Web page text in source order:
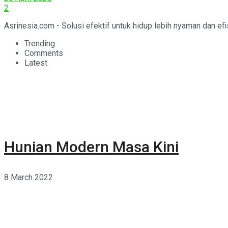
2
Asrinesia.com - Solusi efektif untuk hidup lebih nyaman dan
Trending
Comments
Latest
Hunian Modern Masa Kini
8 March 2022